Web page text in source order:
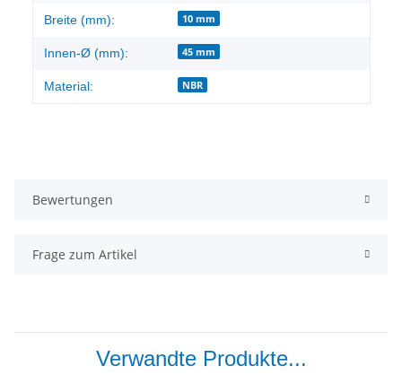
Breite (mm): 10 mm
Innen-Ø (mm): 45 mm
Material: NBR
Bewertungen
Frage zum Artikel
Verwandte Produkte...